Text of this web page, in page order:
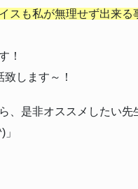
スも私が無理せず出来る
！
します～！
、是非オススメしたい先